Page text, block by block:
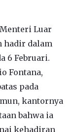
Menteri Luar
hadir dalam
6 Februari.
Fontana,
pada
kantornya
bahwa ia
kehadiran